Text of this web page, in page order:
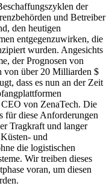
der
und Betreiber
den heutigen
entgegenzuwirken, die
wurden. Angesichts
der Prognosen von
von über 20 Milliarden $
dass es nun an der Zeit
CEO von ZenaTech. Die
für diese Anforderungen
Tragkraft und langer
und
die logistischen
Wir treiben dieses
voran, um diesen